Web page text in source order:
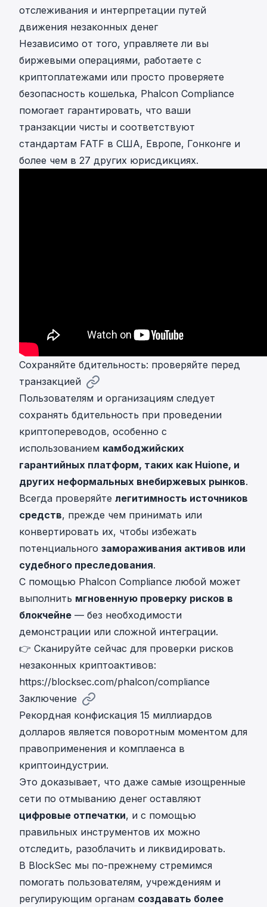
отслеживания и интерпретации путей
движения незаконных денег
Независимо от того, управляете ли вы
биржевыми операциями, работаете с
криптоплатежами или просто проверяете
безопасность кошелька, Phalcon Compliance
помогает гарантировать, что ваши
транзакции чисты и соответствуют
стандартам FATF в США, Европе, Гонконге и
более чем в 27 других юрисдикциях.
Сохраняйте бдительность: проверяйте перед
транзакцией
Пользователям и организациям следует
сохранять бдительность при проведении
криптопереводов, особенно с
использованием камбоджийских
гарантийных платформ, таких как Huione, и
других неформальных внебиржевых рынков.
Всегда проверяйте легитимность источников
средств, прежде чем принимать или
конвертировать их, чтобы избежать
потенциального замораживания активов или
судебного преследования.
С помощью Phalcon Compliance любой может
выполнить мгновенную проверку рисков в
блокчейне — без необходимости
демонстрации или сложной интеграции.
👉 Сканируйте сейчас для проверки рисков
незаконных криптоактивов:
https://blocksec.com/phalcon/compliance
Заключение
Рекордная конфискация 15 миллиардов
долларов является поворотным моментом для
правоприменения и комплаенса в
криптоиндустрии.
Это доказывает, что даже самые изощренные
сети по отмыванию денег оставляют
цифровые отпечатки, и с помощью
правильных инструментов их можно
отследить, разоблачить и ликвидировать.
В BlockSec мы по-прежнему стремимся
помогать пользователям, учреждениям и
регулирующим органам создавать более